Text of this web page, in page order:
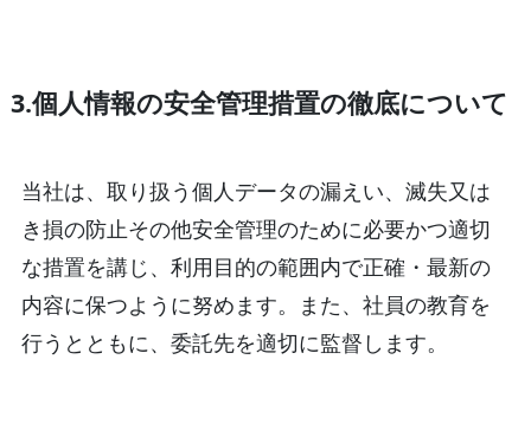
3.個人情報の安全管理措置の徹底について
当社は、取り扱う個人データの漏えい、滅失又は
き損の防止その他安全管理のために必要かつ適切
な措置を講じ、利用目的の範囲内で正確・最新の
内容に保つように努めます。また、社員の教育を
行うとともに、委託先を適切に監督します。